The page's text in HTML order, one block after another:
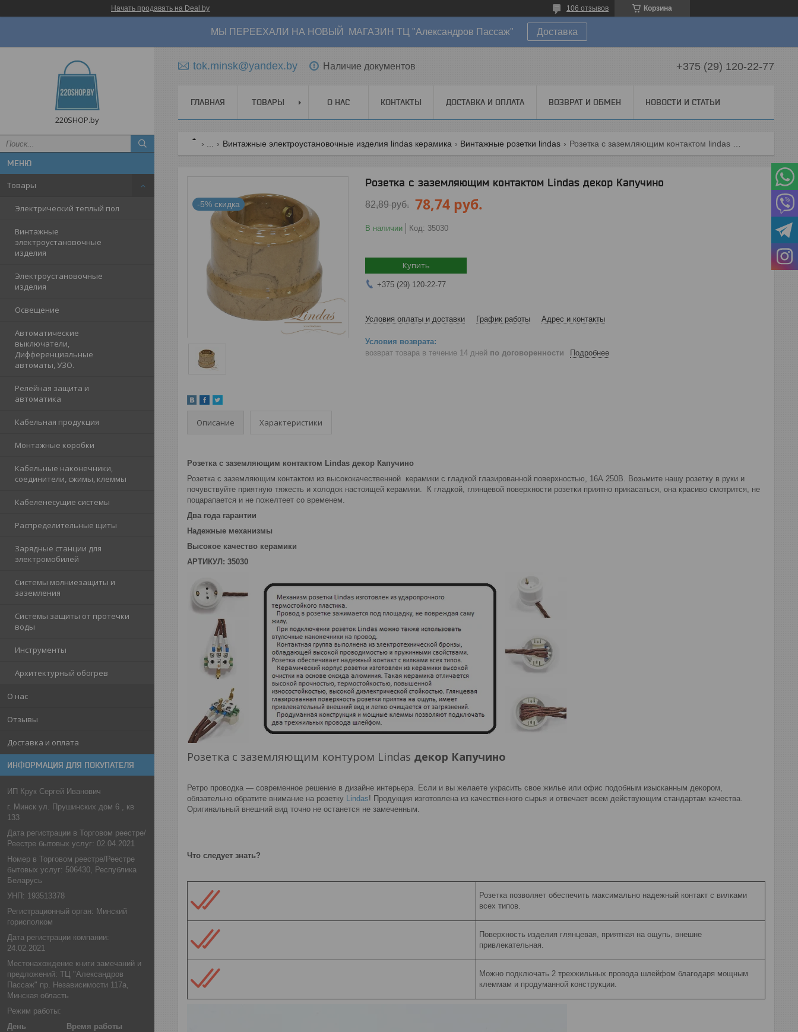
Начать продавать на Deal.by Корзина
106 отзывов
МЫ ПЕРЕЕХАЛИ НА НОВЫЙ МАГАЗИН ТЦ "Александров Пассаж" Доставка
220SHOP.by
Товары
Электрический теплый пол
Винтажные
электроустановочные
изделия
Электроустановочные
изделия
Освещение
Автоматические
выключатели,
Дифференциальные
автоматы, УЗО.
Релейная защита и
автоматика
Кабельная продукция
Монтажные коробки
Кабельные наконечники,
соединители, сжимы, клеммы
Кабеленесущие системы
Распределительные щиты
Зарядные станции для
электромобилей
Системы молниезащиты и
заземления
Системы защиты от протечки
воды
Инструменты
Архитектурный обогрев
О нас
Отзывы
Доставка и оплата
ИНФОРМАЦИЯ ДЛЯ ПОКУПАТЕЛЯ
ИП Крук Сергей Иванович
г. Минск ул. Прушинских дом 6 , кв
133
Дата регистрации в Торговом реестре/
Реестре бытовых услуг: 02.04.2021
Номер в Торговом реестре/Реестре
бытовых услуг: 506430, Республика
Беларусь
УНП: 193513378
Регистрационный орган: Минский
горисполком
Дата регистрации компании:
24.02.2021
Местонахождение книги замечаний и
предложений: ТЦ "Александров
Пассаж" пр. Независимости 117а,
Минская область
Режим работы:
День
Время работы
tok.minsk@yandex.by Наличие документов +375 (29) 120-22-77
ГЛАВНАЯ ТОВАРЫ О НАС КОНТАКТЫ ДОСТАВКА И ОПЛАТА ВОЗВРАТ И ОБМЕН НОВОСТИ И СТАТЬИ
Винтажные электроустановочные изделия lindas керамика Винтажные розетки lindas
-5%
Розетка с заземляющим контактом Lindas декор Капучино
82,89руб. 78,74 руб.
В наличии Код: 35030
Купить
+375 (29) 120-22-77
Условия оплаты и доставки График работы Адрес и контакты
возврат товара в течение 14 дней по договоренности Подробнее
Описание Характеристики
Розетка с заземляющим контактом Lindas декор Капучино
Розетка с заземляющим контактом из высококачественной керамики с гладкой глазированной поверхностью, 16А 250В. Возьмите нашу розетку в руки и
почувствуйте приятную тяжесть и холодок настоящей керамики. К гладкой, глянцевой поверхности розетки приятно прикасаться, она красиво смотрится, не
поцарапается и не пожелтеет со временем.
Два года гарантии
Надежные механизмы
Высокое качество керамики
АРТИКУЛ: 35030
Розетка с заземляющим контуром Lindas декор Капучино
Ретро проводка — современное решение в дизайне интерьера. Если и вы желаете украсить свое жилье или офис подобным изысканным декором,
обязательно обратите внимание на розетку Lindas! Продукция изготовлена из качественного сырья и отвечает всем действующим стандартам качества.
Оригинальный внешний вид точно не останется не замеченным.
Что следует знать?
Розетка позволяет обеспечить максимально надежный контакт с вилками
всех типов.
Поверхность изделия глянцевая, приятная на ощупь, внешне
привлекательная.
Можно подключать 2 трехжильных провода шлейфом благодаря мощным
клеммам и продуманной конструкции.